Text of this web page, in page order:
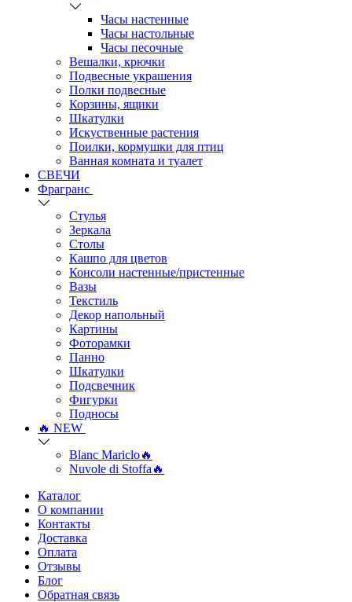
Часы настенные
Часы настольные
Часы песочные
Вешалки, крючки
Подвесные украшения
Полки подвесные
Корзины, ящики
Шкатулки
Искуственные растения
Поилки, кормушки для птиц
Ванная комната и туалет
СВЕЧИ
Фрагранс
Стулья
Зеркала
Столы
Кашпо для цветов
Консоли настенные/пристенные
Вазы
Текстиль
Декор напольный
Картины
Фоторамки
Панно
Шкатулки
Подсвечник
Фигурки
Подносы
🔥 NEW
Blanc Mariclo🔥
Nuvole di Stoffa🔥
Каталог
О компании
Контакты
Доставка
Оплата
Отзывы
Блог
Обратная связь